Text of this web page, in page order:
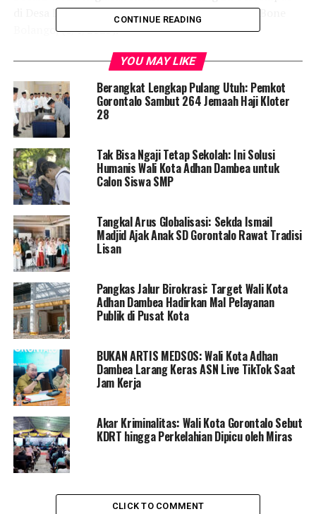
di Desa Longalo, Botu Motoli’oluwo, Kabupaten Bone
Bolango, (6/1/2023).
Kepala Bapppeda Kota Gorontalo, Meidy Novieta
Silangen, mengungkapkan evaluasi pelaksanaan
program kegiatan di tahun 2022 dan agenda tahun
2023, diantaranya pelaksanaan rapat kerja awal tahun
kebijakan RKPD Tahun 2024, penyusunan laporan
evaluasi RPJPD Tahun 2008-2022, melaksanakan
penyusunan ranwal RPJPD Tahun 2025-2045.
“Optimalisasi fungsi pokja PKP, kota layak anak, PUG,
penanggulangan kemiskinan daerah, gebyar inovasi
daerah, pelaksanaan penelitian investasi dan dampaknya
terhadap pendapatan perkapita serta penelitian
penurunan angka kemiskinan,” ungkapnya.
Ia juga menambahkan, beberapa prestasi yang diraih
Bapppeda di tahun 2022 baik secara institusi maupun
individu pada BKPP Award 2022. “perangkat daerah
berkinerja tinggi dan pejabat fungsional teknis
berdisiplin tinggi,” ujarnya.
Sementara itu, Wali kota Gorontalo Marthen Taha,
menyampaikan beberapa indikator makro yang
ditetapkan dalam RPJMD Tahun 2019-2024 yang
berhasil dicapai bahkan melampaui target. Seperti
Indeks Pembangunan Manusia mencapai 78,22.
CONTINUE READING
YOU MAY LIKE
Berangkat Lengkap Pulang Utuh: Pemkot
Gorontalo Sambut 264 Jemaah Haji Kloter
28
Tak Bisa Ngaji Tetap Sekolah: Ini Solusi
Humanis Wali Kota Adhan Dambea untuk
Calon Siswa SMP
Tangkal Arus Globalisasi: Sekda Ismail
Madjid Ajak Anak SD Gorontalo Rawat Tradisi
Lisan
Pangkas Jalur Birokrasi: Target Wali Kota
Adhan Dambea Hadirkan Mal Pelayanan
Publik di Pusat Kota
BUKAN ARTIS MEDSOS: Wali Kota Adhan
Dambea Larang Keras ASN Live TikTok Saat
Jam Kerja
Akar Kriminalitas: Wali Kota Gorontalo Sebut
KDRT hingga Perkelahian Dipicu oleh Miras
CLICK TO COMMENT